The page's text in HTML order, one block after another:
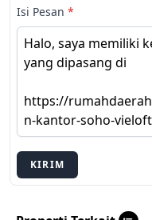
Isi Pesan *
KIRIM